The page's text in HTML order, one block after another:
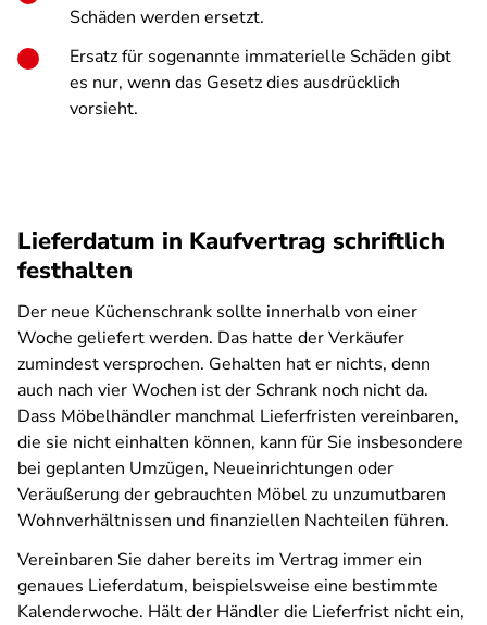
Schäden werden ersetzt.
Ersatz für sogenannte immaterielle Schäden gibt
es nur, wenn das Gesetz dies ausdrücklich
vorsieht.
Lieferdatum in Kaufvertrag schriftlich
festhalten
Der neue Küchenschrank sollte innerhalb von einer
Woche geliefert werden. Das hatte der Verkäufer
zumindest versprochen. Gehalten hat er nichts, denn
auch nach vier Wochen ist der Schrank noch nicht da.
Dass Möbelhändler manchmal Lieferfristen vereinbaren,
die sie nicht einhalten können, kann für Sie insbesondere
bei geplanten Umzügen, Neueinrichtungen oder
Veräußerung der gebrauchten Möbel zu unzumutbaren
Wohnverhältnissen und finanziellen Nachteilen führen.
Vereinbaren Sie daher bereits im Vertrag immer ein
genaues Lieferdatum, beispielsweise eine bestimmte
Kalenderwoche. Hält der Händler die Lieferfrist nicht ein,